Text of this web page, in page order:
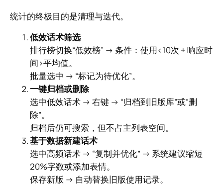
统计的终极目的是清理与迭代。
低效话术筛选
排行榜切换“低效榜” → 条件：使用<10次 + 响应时
间>平均值。
批量选中 → “标记为待优化”。
一键归档或删除
选中低效话术 → 右键 → “归档到旧版库”或“删
除”。
归档后仍可搜索，但不占主列表空间。
基于数据新建话术
选中高频话术 → “复制并优化” → 系统建议缩短
20%字数或添加表情。
保存新版 → 自动替换旧版使用记录。